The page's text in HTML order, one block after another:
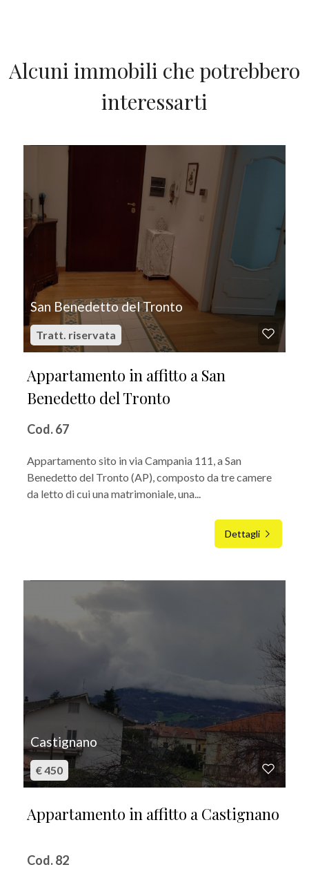
Alcuni immobili che potrebbero
interessarti
San Benedetto del Tronto
Tratt. riservata
Appartamento in affitto a San
Benedetto del Tronto
Cod. 67
Appartamento sito in via Campania 111, a San
Benedetto del Tronto (AP), composto da tre camere
da letto di cui una matrimoniale, una...
Dettagli
Castignano
€ 450
Appartamento in affitto a Castignano
Cod. 82